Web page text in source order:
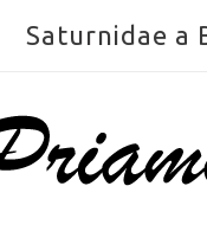
Saturnidae a